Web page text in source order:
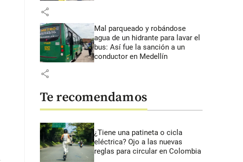
share
Mal parqueado y robándose
agua de un hidrante para lavar el
bus: Así fue la sanción a un
conductor en Medellín
share
Te recomendamos
¿Tiene una patineta o cicla
eléctrica? Ojo a las nuevas
reglas para circular en Colombia